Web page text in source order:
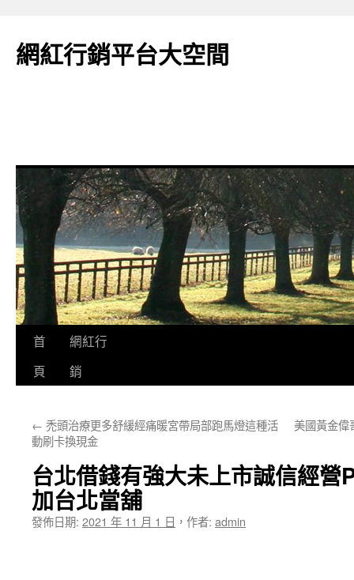
網紅行銷平台大空間
跳
要
容
首
頁
網紅行
銷
← 禿頭治療更多舒緩經痛暖宮帶局部跑馬燈這種活
動刷卡換現金
美國黃金偉
台北借錢有強大未上市誠信經
加台北當舖
發佈日期: 2021 年 11 月 1 日 ， 作者: admin